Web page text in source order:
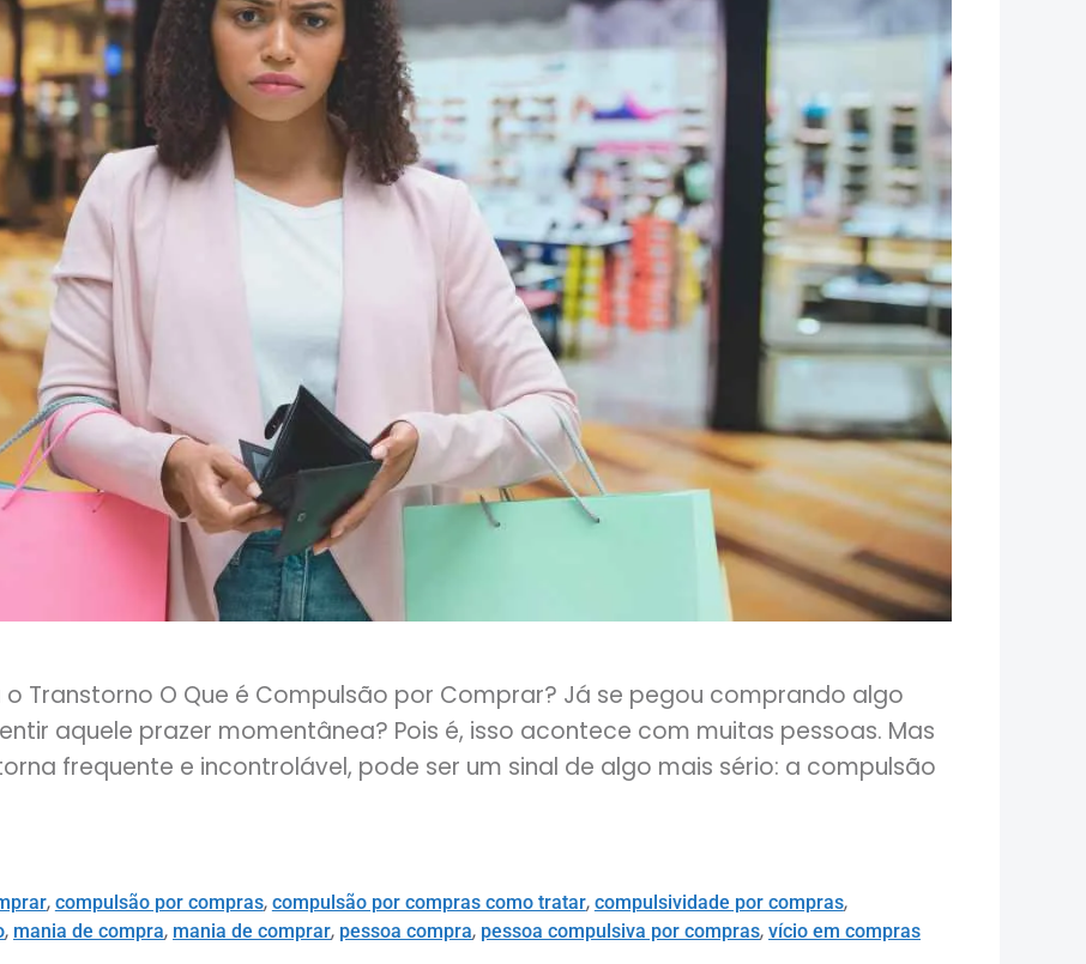
Transtorno O Que é Compulsão por Comprar? Já se pegou comprando algo
aquele prazer momentânea? Pois é, isso acontece com muitas pessoas. Mas
frequente e incontrolável, pode ser um sinal de algo mais sério: a compulsão
, compulsão por compras, compulsão por compras como tratar, compulsividade por compras,
, mania de compra, mania de comprar, pessoa compra, pessoa compulsiva por compras, vício em compras